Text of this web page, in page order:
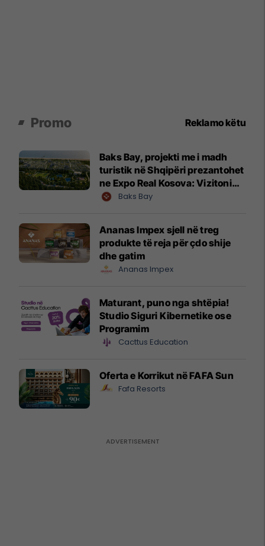
Promo Reklamo këtu
Baks Bay, projekti me i madh
turistik në Shqipëri prezantohet
ne Expo Real Kosova: Vizitoni
shtandin dhe zbuloni
Baks Bay
Ananas Impex sjell në treg
produkte të reja për çdo shije
dhe gatim
Ananas Impex
Maturant, puno nga shtëpia!
Studio Siguri Kibernetike ose
Programim
Cacttus Education
Oferta e Korrikut në FAFA Sun
Fafa Resorts